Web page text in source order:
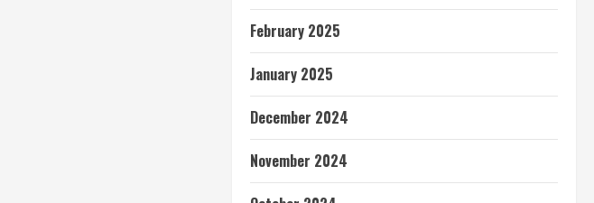
February 2025
January 2025
December 2024
November 2024